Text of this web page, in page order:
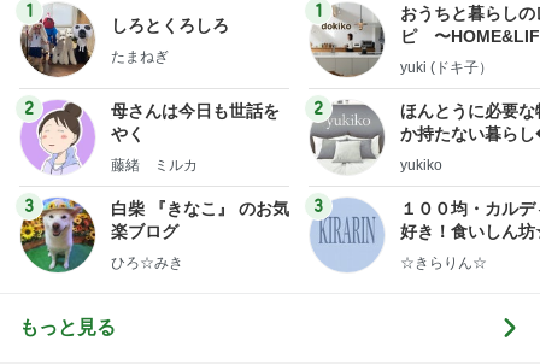
1
しろとくろしろ
たまねぎ
2
母さんは今日も世話を
やく
藤緒 ミルカ
3
白柴 『きなこ』 のお気
楽ブログ
ひろ☆みき
1
おうちと暮らしの
ピ 〜
yuki (ドキ子）
2
ほんとうに必要な
か持たない暮ら
ep Life Simple◆
yukiko
3
１００均・カルデ
好き！食いしん
らりん☆のブログ
☆きらりん☆
もっと見る